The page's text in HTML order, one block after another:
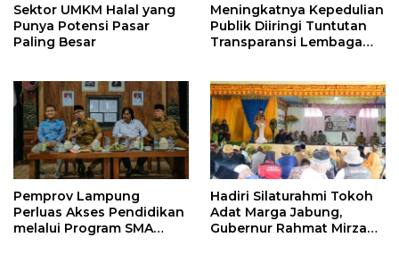
Sektor UMKM Halal yang
Punya Potensi Pasar
Paling Besar
Meningkatnya Kepedulian
Publik Diiringi Tuntutan
Transparansi Lembaga
Pemprov Lampung
Perluas Akses Pendidikan
melalui Program SMA
Hadiri Silaturahmi Tokoh
Adat Marga Jabung,
Gubernur Rahmat Mirzani